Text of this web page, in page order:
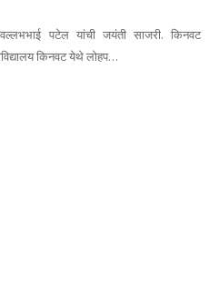
वल्लभभाई पटेल यांची जयंती साजरी. किनवट
किनवट येथे लोहप…